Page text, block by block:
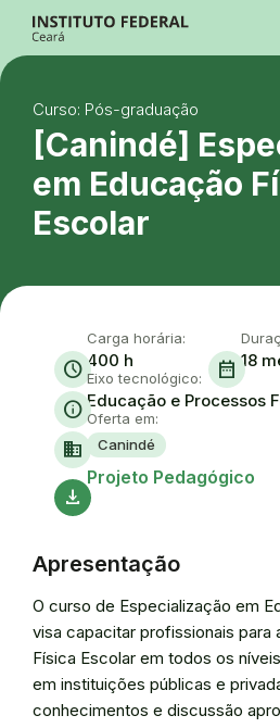
Ir para a busca
Ir para o menu principal
Ir para o conteúdo
Alto Contraste
Login da Área Administrativa
Acessibilidade
Curso: Pós-graduação
[Canindé]
em Educação
Escolar
schedule
Carga horária:
400 h date_range 18
info
Eixo tecnológico:
Educação e Processos
domain
Oferta em:
Canindé
download
Projeto Pedagógico
Apresentação
O curso de Especialização em
visa capacitar profissionais para
Física Escolar em todos os
em instituições públicas e
conhecimentos e discussão